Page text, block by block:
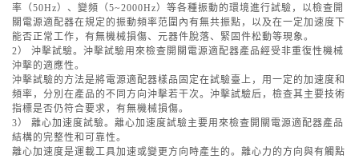
率（50Hz）、變頻（5~2000Hz）等各種振動的環境進行試驗，以檢查開
關電源適配器在規定的振動頻率范圍內有無共振點，以及在一定加速度下
能否正常工作，有無機械損傷、元器件脫落、緊固件松動等現象。
2） 沖擊試驗。沖擊試驗用來檢查開關電源適配器產品經受非重復性機械
沖擊的適應性。
沖擊試驗的方法是將電源適配器樣品固定在試驗臺上，用一定的加速度和
頻率，分別在產品的不同方向沖擊若干次。沖擊試驗后，檢查其主要技術
指標是否仍符合要求，有無機械損傷。
3） 離心加速度試驗。離心加速度試驗主要用來檢查開關電源適配器產品
結構的完整性和可靠性。
離心加速度是運載工具加速或變更方向時產生的。離心力的方向與有觸點